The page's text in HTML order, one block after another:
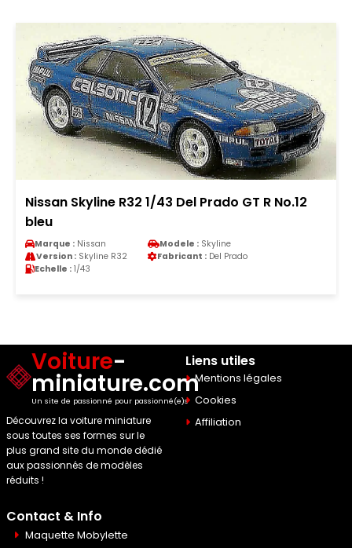
Nissan Skyline R32 1/43 Del Prado GT R No.12
bleu
Marque : Nissan Modele : Skyline
Version : Skyline R32 Fabricant : Del Prado
Echelle : 1/43
Voiture-
miniature.com
Un site de passionné pour passionné(e)s
Découvrez la voiture miniature
sous toutes ses formes sur le
plus grand site du monde dédié
aux passionnés de modèles
réduits !
Liens utiles
Mentions légales
Cookies
Affiliation
Contact & Info
Maquette Mobylette